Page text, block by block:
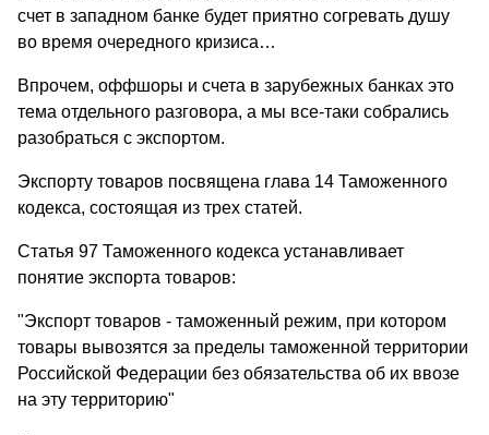
счет в западном банке будет приятно согревать душу
во время очередного кризиса…
Впрочем, оффшоры и счета в зарубежных банках это
тема отдельного разговора, а мы все-таки собрались
разобраться с экспортом.
Экспорту товаров посвящена глава 14 Таможенного
кодекса, состоящая из трех статей.
Статья 97 Таможенного кодекса устанавливает
понятие экспорта товаров:
"Экспорт товаров - таможенный режим, при котором
товары вывозятся за пределы таможенной территории
Российской Федерации без обязательства об их ввозе
на эту территорию"